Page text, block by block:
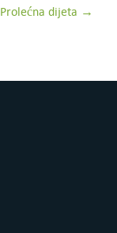
Prolećna dijeta →